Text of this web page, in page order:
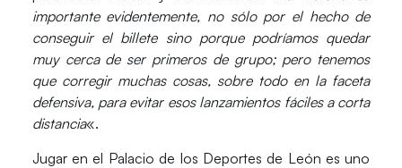
importante evidentemente, no sólo por el hecho de
conseguir el billete sino porque podríamos quedar
muy cerca de ser primeros de grupo; pero tenemos
que corregir muchas cosas, sobre todo en la faceta
defensiva, para evitar esos lanzamientos fáciles a corta
distancia«.
Jugar en el Palacio de los Deportes de León es uno